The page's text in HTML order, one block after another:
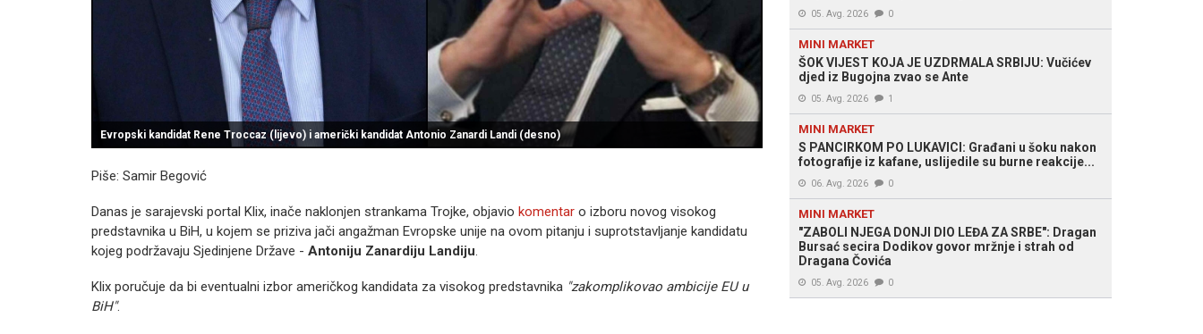
Evropski kandidat Rene Troccaz (lijevo) i američki kandidat Antonio Zanardi Landi (desno)
Piše: Samir Begović
Danas je sarajevski portal Klix, inače naklonjen strankama Trojke, objavio komentar o izboru novog visokog
predstavnika u BiH, u kojem se priziva jači angažman Evropske unije na ovom pitanju i suprotstavljanje kandidatu
kojeg podržavaju Sjedinjene Države - Antoniju Zanardiju Landiju.
Klix poručuje da bi eventualni izbor američkog kandidata za visokog predstavnika "zakomplikovao ambicije EU u
BiH".
05. Avg. 2026 0
MINI MARKET
ŠOK VIJEST KOJA JE UZDRMALA SRBIJU: Vučićev
djed iz Bugojna zvao se Ante
05. Avg. 2026 1
MINI MARKET
S PANCIRKOM PO LUKAVICI: Građani u šoku nakon
fotografije iz kafane, uslijedile su burne reakcije...
06. Avg. 2026 0
MINI MARKET
"ZABOLI NJEGA DONJI DIO LEĐA ZA SRBE": Dragan
Bursać secira Dodikov govor mržnje i strah od
Dragana Čovića
05. Avg. 2026 0